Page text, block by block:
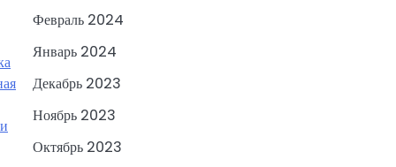
Февраль 2024
Январь 2024
Декабрь 2023
Ноябрь 2023
Октябрь 2023